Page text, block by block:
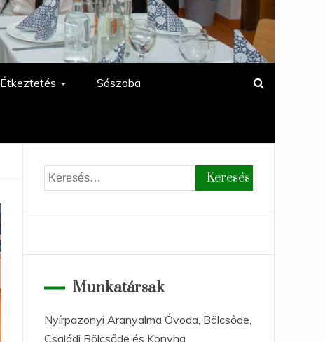
Étkeztetés Sószoba
Keresés:
Munkatársak
Nyírpazonyi Aranyalma Óvoda, Bölcsőde,
Családi Bölcsőde és Konyha